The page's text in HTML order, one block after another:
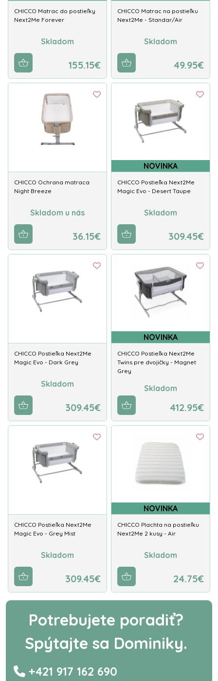
CHICCO Matrac do postieľky
Next2Me Forever
Skladom
155.15€
CHICCO Matrac na postieľku
Next2Me - Standar/Air
Skladom
49.95€
CHICCO Ochrana matraca
Night Breeze
Skladom u nás
36.15€
NOVINKA
CHICCO Postieľka Next2Me
Magic Evo - Desert Taupe
Skladom
309.45€
CHICCO Postieľka Next2Me
Magic Evo - Dark Grey
Skladom
309.45€
NOVINKA
CHICCO Postieľka Next2Me
Twins pre dvojičky - Magnet
Grey
Skladom
412.95€
CHICCO Postieľka Next2Me
Magic Evo - Grey Mist
Skladom
309.45€
NOVINKA
CHICCO Plachta na postieľku
Next2Me 2 kusy - Air
Skladom
24.75€
Potrebujete poradiť?
Spýtajte sa Dominiky.
+421 917 162 690